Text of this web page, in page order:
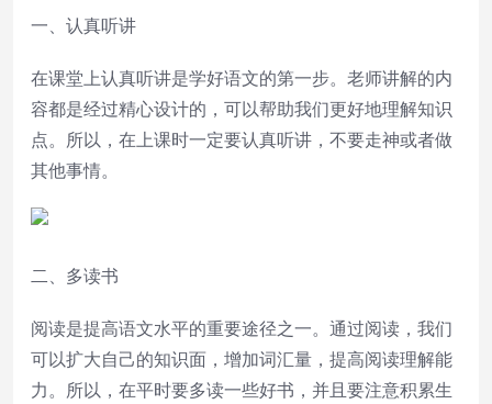
一、认真听讲
在课堂上认真听讲是学好语文的第一步。老师讲解的内
容都是经过精心设计的，可以帮助我们更好地理解知识
点。所以，在上课时一定要认真听讲，不要走神或者做
其他事情。
二、多读书
阅读是提高语文水平的重要途径之一。通过阅读，我们
可以扩大自己的知识面，增加词汇量，提高阅读理解能
力。所以，在平时要多读一些好书，并且要注意积累生